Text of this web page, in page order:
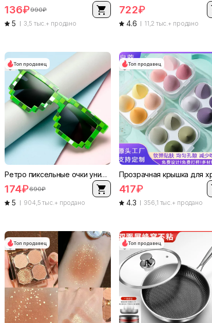
5 3,5 тыс.+ продано
136₽990₽
4.6 11,2 тыс.+ продано
722₽
Топ продавец
Ретро пиксельные очки унисекс, лёгкие 15×5×3 см, несколько цветов и рамки
5 904,5 тыс.+ продано
174₽690₽
Топ продавец
4.3 356,1 тыс.+ продано
417₽
Топ продавец Топ продавец